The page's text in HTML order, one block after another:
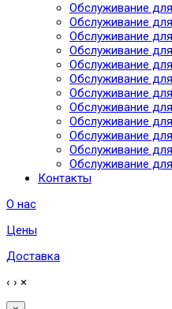
Обслуживание
Обслуживание
Обслуживание
Обслуживание
Обслуживание
Обслуживание
Обслуживание
Обслуживание
Обслуживание
Обслуживание
Обслуживание
Обслуживание
Контакты
О нас
Цены
Доставка
‹ › ×